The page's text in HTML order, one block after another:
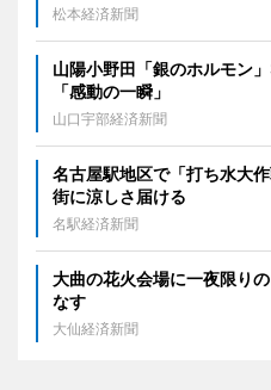
松本経済新聞
山陽小野田「銀のホルモン
「感動の一瞬」
山口宇部経済新聞
名古屋駅地区で「打ち水大
街に涼しさ届ける
名駅経済新聞
大曲の花火会場に一夜限り
なす
大仙経済新聞